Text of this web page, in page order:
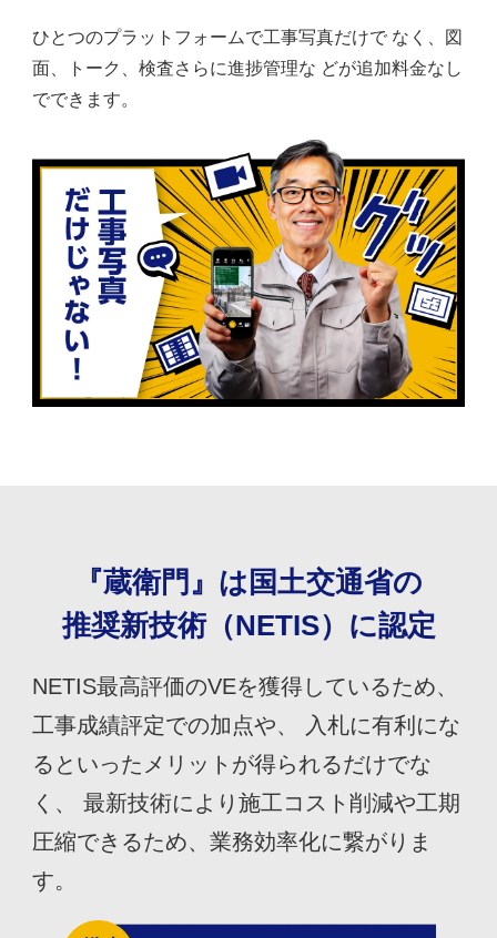
ひとつのプラットフォームで工事写真だけで なく、図
面、トーク、検査さらに進捗管理な どが追加料金なし
でできます。
『蔵衛門』は国土交通省の
推奨新技術（NETIS）に認定
NETIS最高評価のVEを獲得しているため、
工事成績評定での加点や、 入札に有利にな
るといったメリットが得られるだけでな
く、 最新技術により施工コスト削減や工期
圧縮できるため、業務効率化に繋がりま
す。